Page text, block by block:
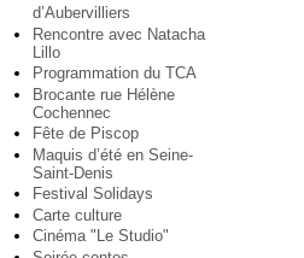
d’Aubervilliers
Rencontre avec Natacha
Lillo
Programmation du TCA
Brocante rue Hélène
Cochennec
Fête de Piscop
Maquis d’été en Seine-
Saint-Denis
Festival Solidays
Carte culture
Cinéma "Le Studio"